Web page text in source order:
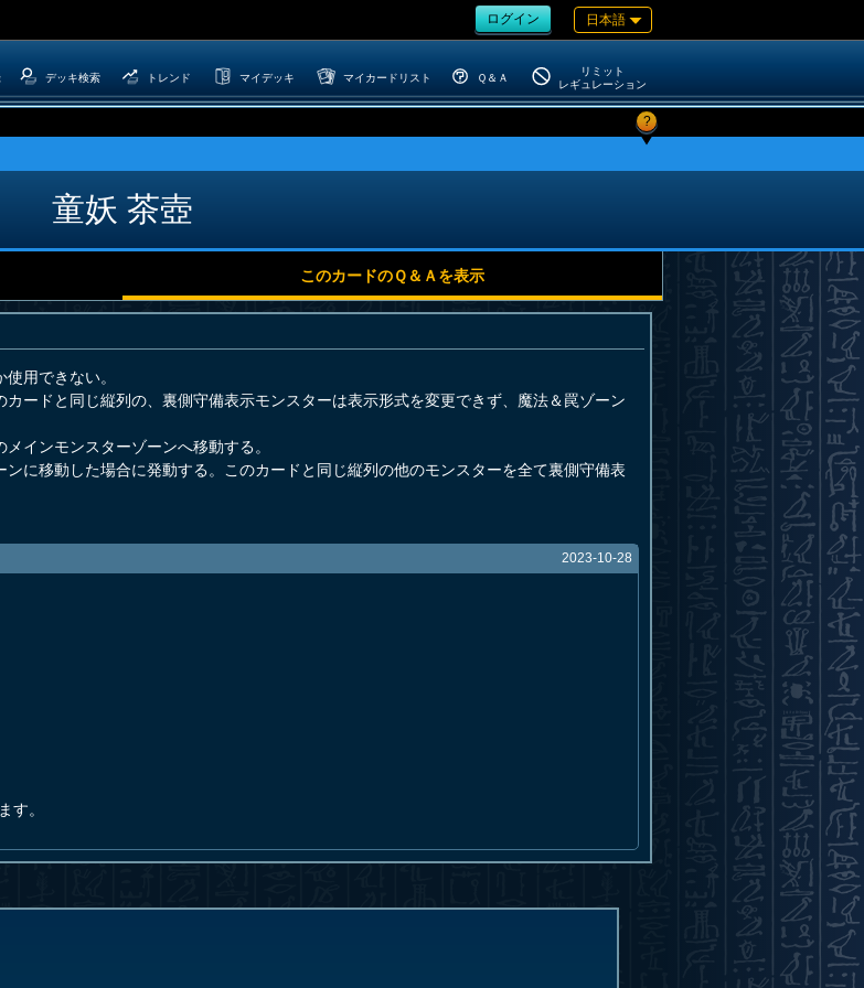
ログイン 日本語
デッキ検索 トレンド マイデッキ マイカードリスト Ｑ＆Ａ
リミット
レギュレーション
?
童妖 茶壺
このカードのＱ＆Ａを表示
用できない。
ードと同じ縦列の、裏側守備表示モンスターは表示形式を変更できず、魔法＆罠ゾーン
インモンスターゾーンへ移動する。
に移動した場合に発動する。このカードと同じ縦列の他のモンスターを全て裏側守備表
2023-10-28
す。